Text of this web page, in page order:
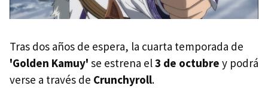
Tras dos años de espera, la cuarta temporada de
'Golden Kamuy' se estrena el3 de octubre y podrá
verse a través de Crunchyroll.